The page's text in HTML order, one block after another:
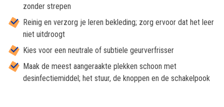
zonder strepen
Reinig en verzorg je leren bekleding; zorg ervoor dat het leer
niet uitdroogt
Kies voor een neutrale of subtiele geurverfrisser
Maak de meest aangeraakte plekken schoon met
desinfectiemiddel; het stuur, de knoppen en de schakelpook